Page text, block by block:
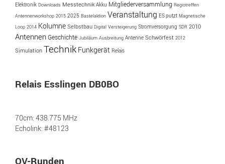
Elektronik Downloads Messtechnik Akku Mitgliederversammlung Regiotreffen
Antennenworkshop 2015 2025 Bastelaktion Veranstaltung ES putzt Magnetische
Loop 2014 Kolumne Selbstbau Digital Versteigerung Stromversorgung SDR 2010
AntennenGeschichte Jubiläum Ausbreitung Antenne Schwörfest 2012
Simulation Technik Funkgerät Relais
Relais Esslingen DB0BO
70cm: 438.775 MHz
Echolink: #48123
OV-Runden